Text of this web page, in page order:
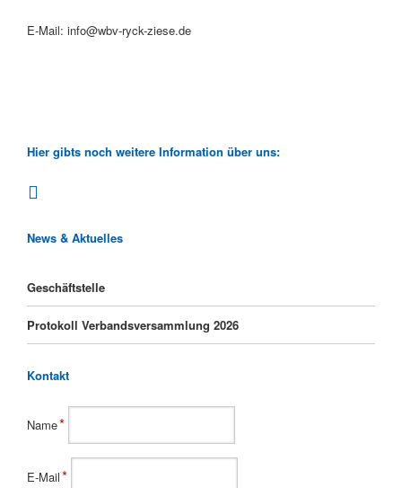
E-Mail: info@wbv-ryck-ziese.de
Hier gibts noch weitere Information über uns:
News & Aktuelles
Geschäftstelle
Protokoll Verbandsversammlung 2026
Kontakt
Pflichtfeld
Name*
E-Mail*